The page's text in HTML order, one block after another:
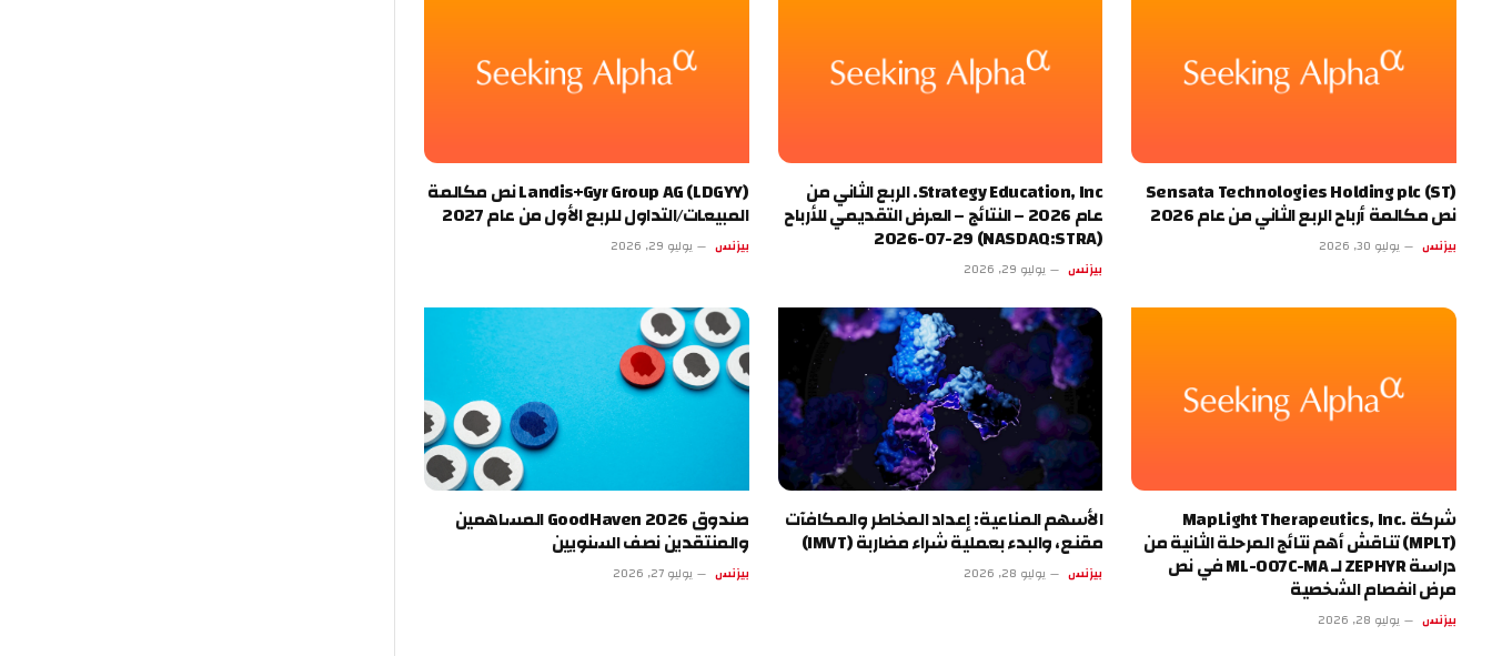
Sensata Technologies Holding plc (ST)
نص مكالمة أرباح الربع الثاني من عام 2026
بيزنس يوليو 30, 2026
Strategy Education, Inc. الربع الثاني من
عام 2026 – النتائج – العرض التقديمي للأرباح
(NASDAQ:STRA) 2026-07-29
بيزنس يوليو 29, 2026
Landis+Gyr Group AG (LDGYY) نص مكالمة
المبيعات/التداول للربع الأول من عام 2027
بيزنس يوليو 29, 2026
شركة MapLight Therapeutics, Inc.
(MPLT) تناقش أهم نتائج المرحلة الثانية من
دراسة ZEPHYR لـ ML-007C-MA في نص
مرض انفصام الشخصية
بيزنس يوليو 28, 2026
الأسهم المناعية: إعداد المخاطر والمكافآت
مقنع، والبدء بعملية شراء مضاربة (IMVT)
بيزنس يوليو 28, 2026
صندوق GoodHaven 2026 المساهمين
والمنتقدين نصف السنويين
بيزنس يوليو 27, 2026